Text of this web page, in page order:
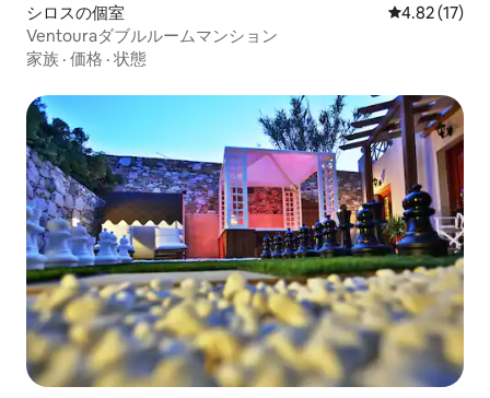
シロスの個室 レビュー17
4.82 (17)
Ventouraダブルルームマンション
家族 · 価格 · 状態